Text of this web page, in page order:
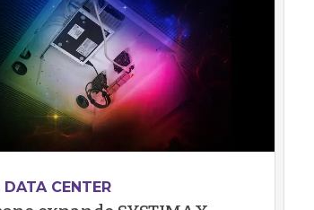
CENTER